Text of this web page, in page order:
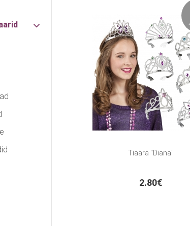
Tiaara "Diana"
2.80€